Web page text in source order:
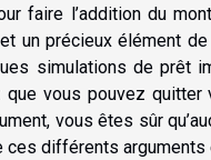
faire l’addition du
un précieux élément
simulations de prêt
que vous pouvez
vous êtes sûr
ces différents arguments